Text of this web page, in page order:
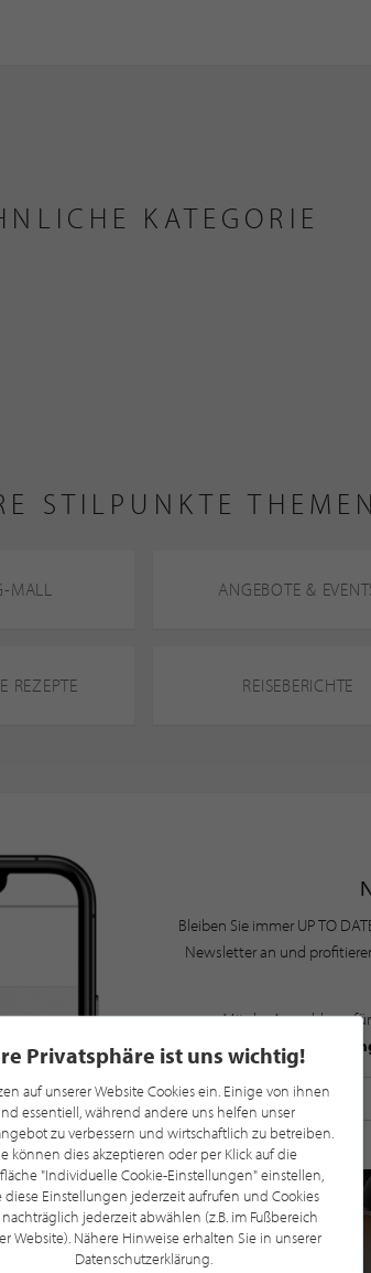
KATEGORIE
STILPUNKTE THEMEN
MALL ANGEBOTE &
REZEPTE REISEBERICHTE
Bleiben Sie immer UP TO
Newsletter an und
Mit der Anmeldung
Privatsphäre ist uns wichtig!
auf unserer Website Cookies ein. Einige von ihnen
essentiell, während andere uns helfen unser
zu verbessern und wirtschaftlich zu betreiben.
können dies akzeptieren oder per Klick auf die
"Individuelle Cookie-Einstellungen" einstellen,
diese Einstellungen jederzeit aufrufen und Cookies
jederzeit abwählen (z.B. im Fußbereich
Website). Nähere Hinweise erhalten Sie in unserer
Datenschutzerklärung.